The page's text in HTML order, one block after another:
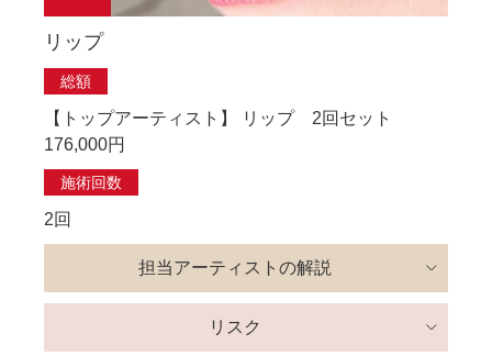
リップ
総額
【トップアーティスト】 リップ 2回セット
176,000円